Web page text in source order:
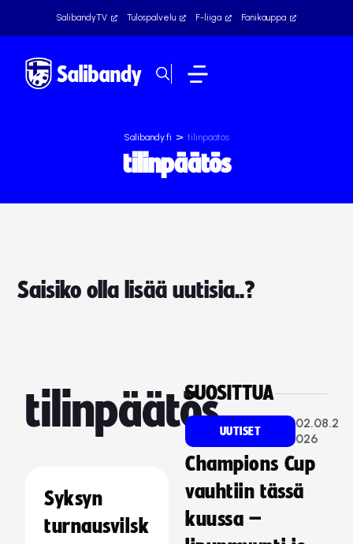
SalibandyTV Tulospalvelu F-liiga Fanikauppa
Salibandy.fi > tilinpäätös
tilinpäätös
Saisiko olla lisää uutisia..?
tilinpäätös
Syksyn
turnausvilsk
SUOSITTUA
UUTISET
02.08.2
026
Champions Cup
vauhtiin tässä
kuussa –